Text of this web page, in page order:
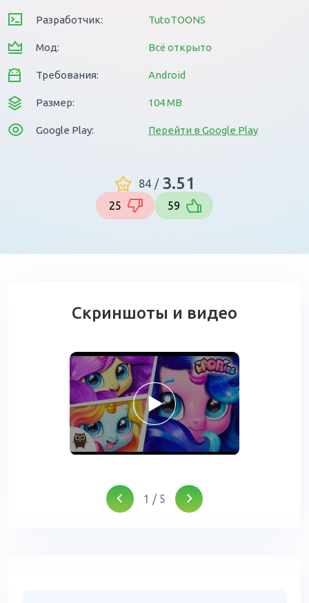
Разработчик: TutoTOONS
Мод: Всё открыто
Требования: Android
Размер: 104 MB
Google Play: Перейти в Google Play
84 / 3.51
25 59
Скриншоты и видео
1 / 5